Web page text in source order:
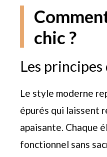
chic ?
Les
Le style moderne
épurés qui laissent
apaisante. Chaque
fonctionnel sans